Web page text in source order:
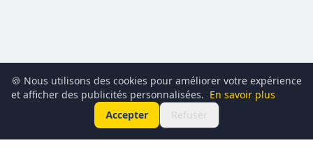
🍪 Nous utilisons des cookies pour améliorer votre expérience
et afficher des publicités personnalisées. En savoir plus
Accepter
Refuser